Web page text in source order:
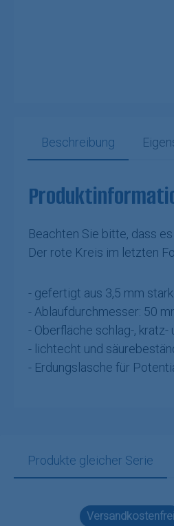
Beschreibung
Beachten Sie bitte, dass
Der rote Kreis im letzten
- gefertigt aus 3,5 mm
- Ablaufdurchmesser: 50
- Oberfläche schlag-,
- lichtecht und
- Erdungslasche für
Produkte gleicher Serie
Produktgalerie
Versandkostenfrei